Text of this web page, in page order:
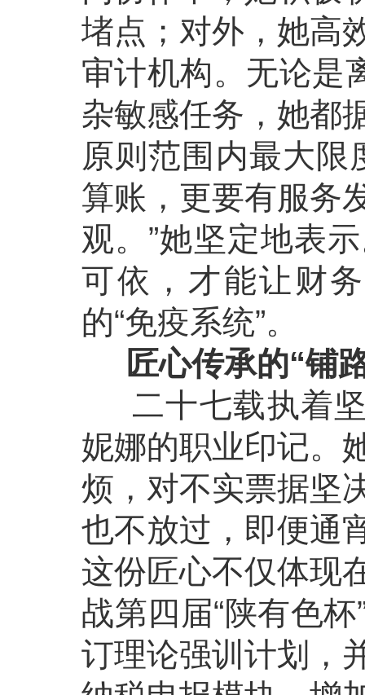
堵点；对外，她高
审计机构。无论是
杂敏感任务，她都
原则范围内最大限
算账，更要有服务
观。”她坚定地表
可依，才能让财
的“免疫系统”。
匠心传承的“铺
二十七载执着坚
妮娜的职业印记。
烦，对不实票据坚
也不放过，即便通
这份匠心不仅体
战第四届“陕有色
订理论强训计划，